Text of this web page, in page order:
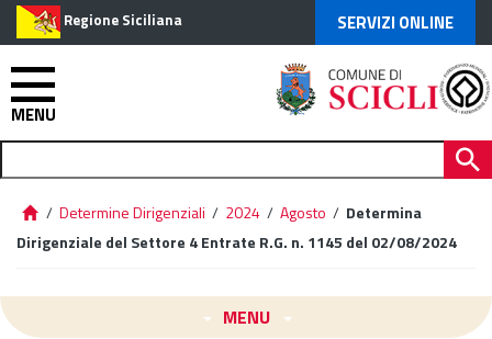
Regione Siciliana SERVIZI ONLINE
MENU
/ Determine Dirigenziali / 2024 / Agosto / Determina
Dirigenziale del Settore 4 Entrate R.G. n. 1145 del 02/08/2024
MENU